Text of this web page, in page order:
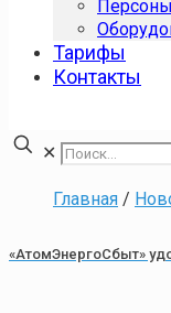
Персоны
Тарифы
Контакты
✕
Главная /
«АтомЭнергоСбыт»